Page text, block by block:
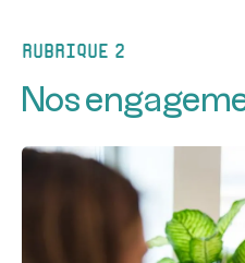
Rubrique 2
Nos